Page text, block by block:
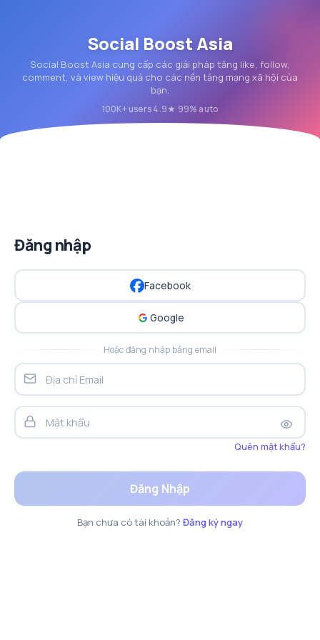
Social Boost Asia
Social Boost Asia cung cấp các giải pháp tăng like, follow,
comment, và view hiệu quả cho các nền tảng mạng xã hội của
bạn.
100K+ users 4.9★ 99% auto
Đăng nhập
Facebook
Google
Hoặc đăng nhập bằng email
Quên mật khẩu?
Đăng Nhập
Bạn chưa có tài khoản? Đăng ký ngay